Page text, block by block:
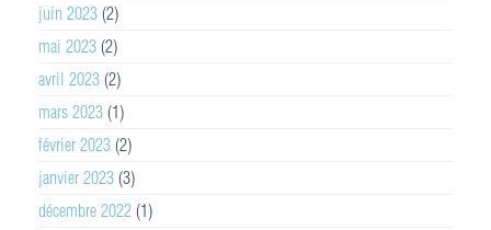
juin 2023 (2)
mai 2023 (2)
avril 2023 (2)
mars 2023 (1)
février 2023 (2)
janvier 2023 (3)
décembre 2022 (1)